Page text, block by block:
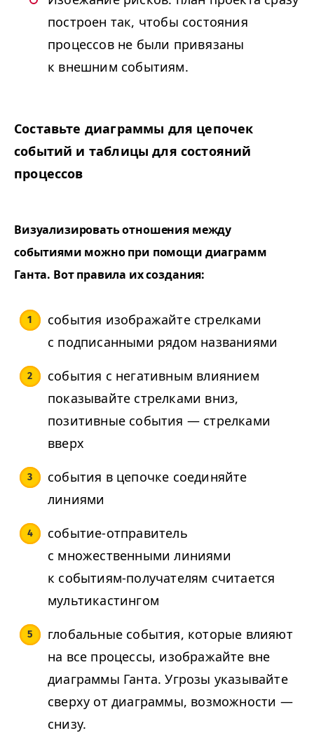
построен так, чтобы состояния
процессов не были привязаны
к внешним событиям.
Составьте диаграммы для цепочек
событий и таблицы для состояний
процессов
Визуализировать отношения между
событиями можно при помощи диаграмм
Ганта. Вот правила их создания:
события изображайте стрелками
с подписанными рядом названиями
события с негативным влиянием
показывайте стрелками вниз,
позитивные события — стрелками
вверх
события в цепочке соединяйте
линиями
событие-отправитель
с множественными линиями
к событиям-получателям считается
мультикастингом
глобальные события, которые влияют
на все процессы, изображайте вне
диаграммы Ганта. Угрозы указывайте
сверху от диаграммы, возможности —
снизу.